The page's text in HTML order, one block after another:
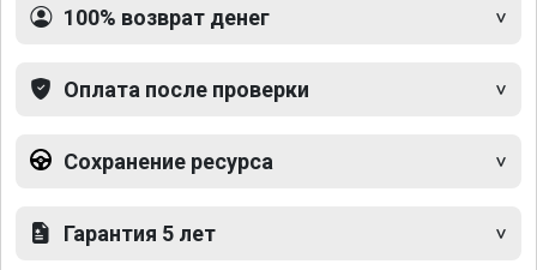
100% возврат денег
Оплата после проверки
Сохранение ресурса
Гарантия 5 лет